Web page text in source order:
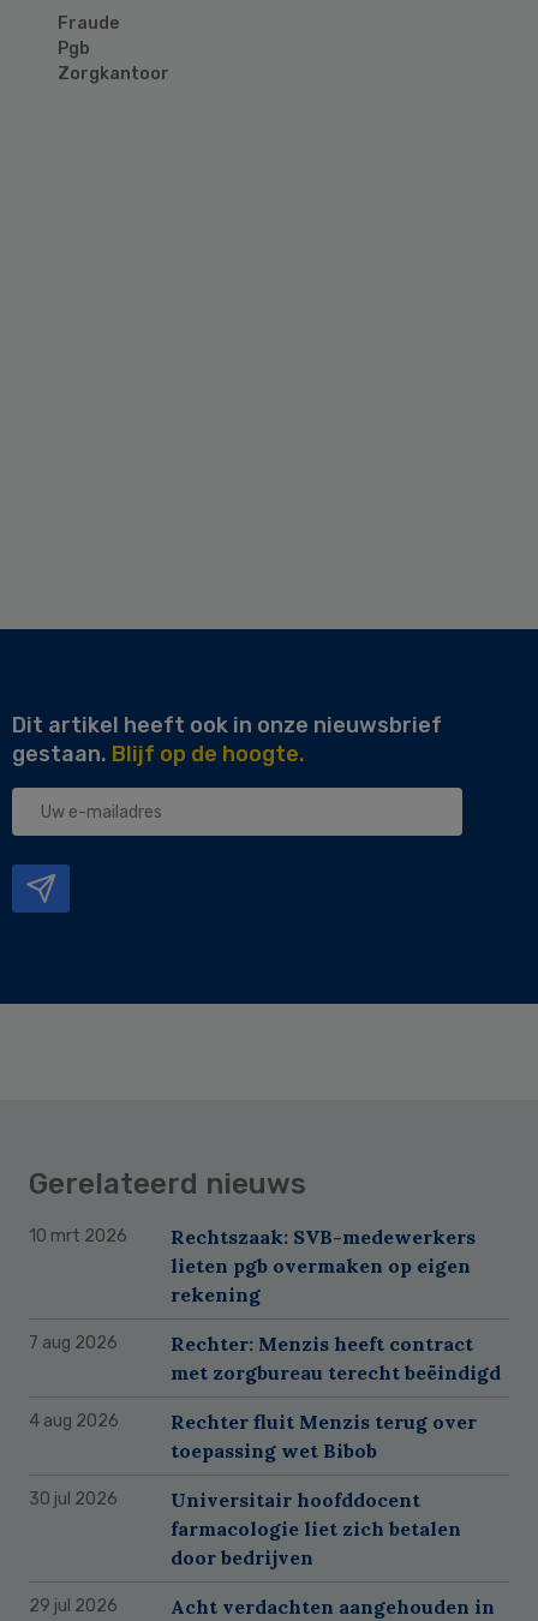
Fraude
Pgb
Zorgkantoor
Dit artikel heeft ook in onze nieuwsbrief
gestaan. Blijf op de hoogte.
Uw
Gerelateerd nieuws
10 mrt 2026
Rechtszaak: SVB-medewerkers
lieten pgb overmaken op eigen
rekening
7 aug 2026
Rechter: Menzis heeft contract
met zorgbureau terecht beëindigd
4 aug 2026
Rechter fluit Menzis terug over
toepassing wet Bibob
30 jul 2026
Universitair hoofddocent
farmacologie liet zich betalen
door bedrijven
29 jul 2026
Acht verdachten aangehouden in